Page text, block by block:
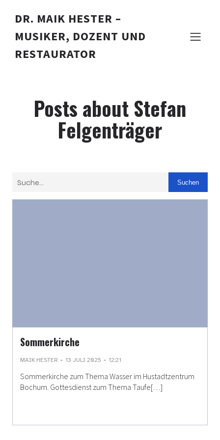
DR. MAIK HESTER –
MUSIKER, DOZENT UND
RESTAURATOR
Posts about Stefan
Felgenträger
Suchen
Sommerkirche
MAIK HESTER - 13 JULI 2025 - 12:21
Sommerkirche zum Thema Wasser im Hustadtzentrum
Bochum. Gottesdienst zum Thema Taufe[…]